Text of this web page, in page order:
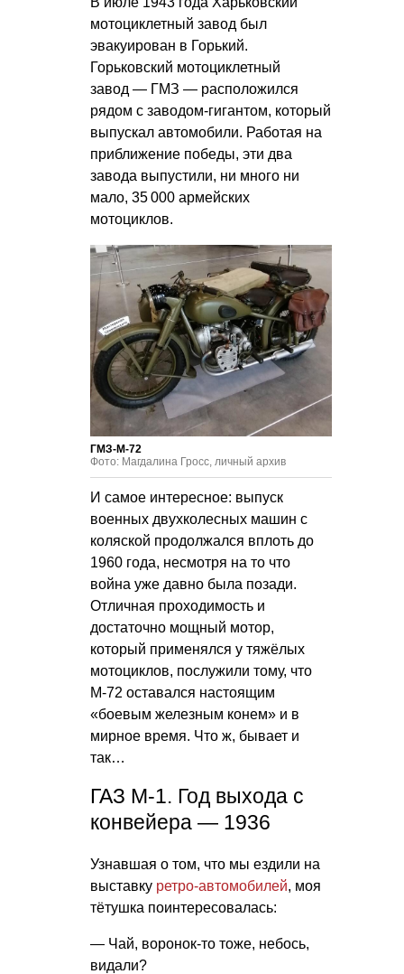
мотоциклетный завод был
эвакуирован в Горький.
Горьковский мотоциклетный
завод — ГМЗ — расположился
рядом с заводом-гигантом, который
выпускал автомобили. Работая на
приближение победы, эти два
завода выпустили, ни много ни
мало, 35 000 армейских
мотоциклов.
ГМЗ-М-72
Фото: Магдалина Гросс, личный архив
И самое интересное: выпуск
военных двухколесных машин с
коляской продолжался вплоть до
1960 года, несмотря на то что
война уже давно была позади.
Отличная проходимость и
достаточно мощный мотор,
который применялся у тяжёлых
мотоциклов, послужили тому, что
М-72 оставался настоящим
«боевым железным конем» и в
мирное время. Что ж, бывает и
так…
ГАЗ М-1. Год выхода с
конвейера — 1936
Узнавшая о том, что мы ездили на
выставку ретро-автомобилей, моя
тётушка поинтересовалась:
— Чай, воронок-то тоже, небось,
видали?